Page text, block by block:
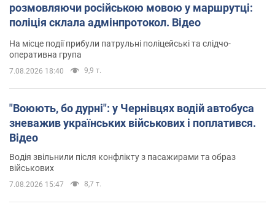
розмовляючи російською мовою у маршрутці:
поліція склала адмінпротокол. Відео
На місце події прибули патрульні поліцейські та слідчо-
оперативна група
7.08.2026 18:40 9,9 т.
"Воюють, бо дурні": у Чернівцях водій автобуса
зневажив українських військових і поплатився.
Відео
Водія звільнили після конфлікту з пасажирами та образ
військових
7.08.2026 15:47 8,7 т.